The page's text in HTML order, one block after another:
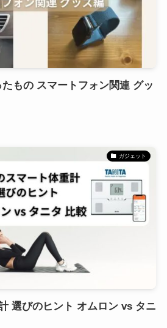
もの スマートフォン関連 グッ
ガジェット
選びのヒント オムロン vs タニ